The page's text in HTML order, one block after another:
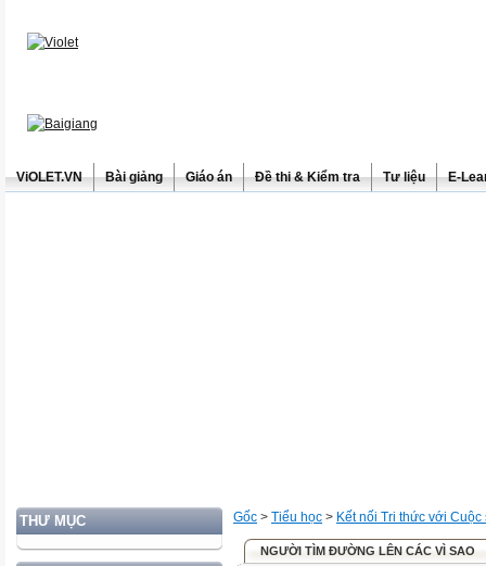
ViOLET.VN Bài giảng Giáo án Đề thi & Kiểm tra Tư liệu E-
THƯ MỤC Gốc > Tiểu học > Kết nối Tri thức với Cuộc
NGƯỜI TÌM ĐƯỜNG LÊN CÁC VÌ SAO